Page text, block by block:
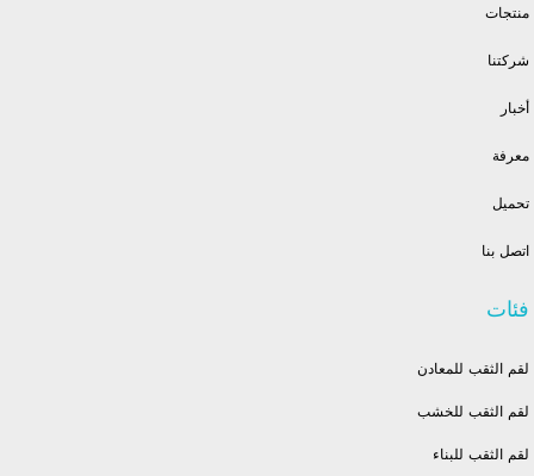
منتجات
شركتنا
أخبار
معرفة
تحميل
اتصل بنا
فئات
لقم الثقب للمعادن
لقم الثقب للخشب
لقم الثقب للبناء